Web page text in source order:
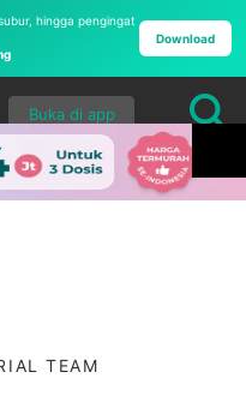
hingga pengingat
Download
Buka di app
TEAM